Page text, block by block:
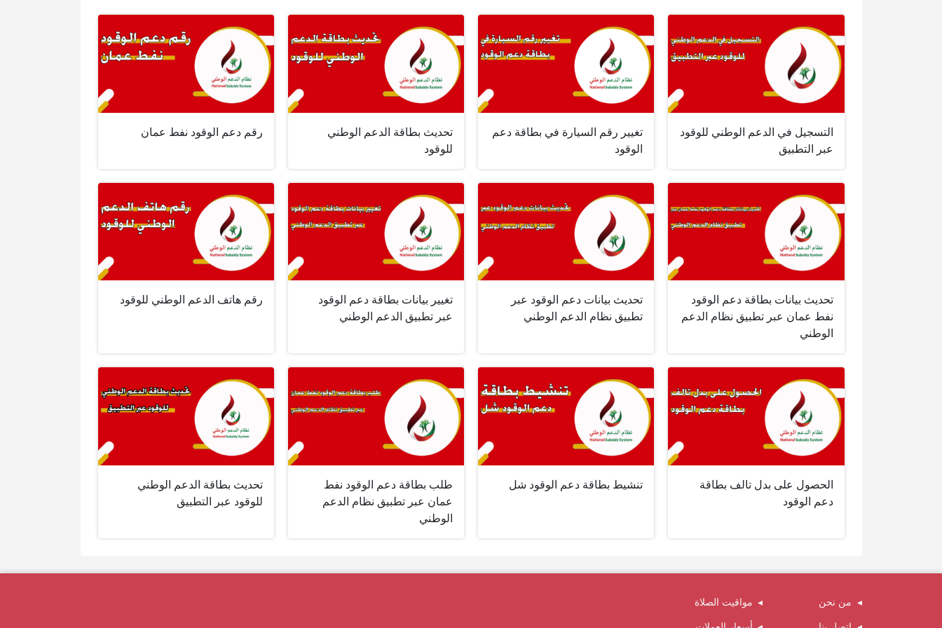
التسجيل في الدعم الوطني للوقود
عبر التطبيق
تغيير رقم السيارة في بطاقة دعم
الوقود
تحديث بطاقة الدعم الوطني
للوقود
رقم دعم الوقود نفط عمان
تحديث بيانات بطاقة دعم الوقود
نفط عمان عبر تطبيق نظام الدعم
الوطني
تحديث بيانات دعم الوقود عبر
تطبيق نظام الدعم الوطني
تغيير بيانات بطاقة دعم الوقود
عبر تطبيق الدعم الوطني
رقم هاتف الدعم الوطني للوقود
الحصول على بدل تالف بطاقة
دعم الوقود
تنشيط بطاقة دعم الوقود شل
طلب بطاقة دعم الوقود نفط
عمان عبر تطبيق نظام الدعم
الوطني
تحديث بطاقة الدعم الوطني
للوقود عبر التطبيق
من نحن مواقيت الصلاة